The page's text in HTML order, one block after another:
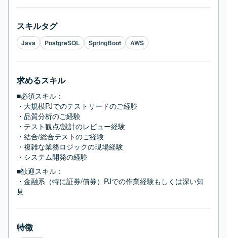
スキルタグ
Java PostgreSQL SpringBoot AWS
求めるスキル
■必須スキル：
・大規模PJでのテストリードのご経験
・品質分析のご経験
・テスト観点/設計のレビュー経験
・結合/総合テストのご経験
・複雑な業務ロジックの現場経験
・システム開発の経験
■歓迎スキル：
・金融系（特に証券/債券）PJでの作業経験もしくは深い知
見
特徴